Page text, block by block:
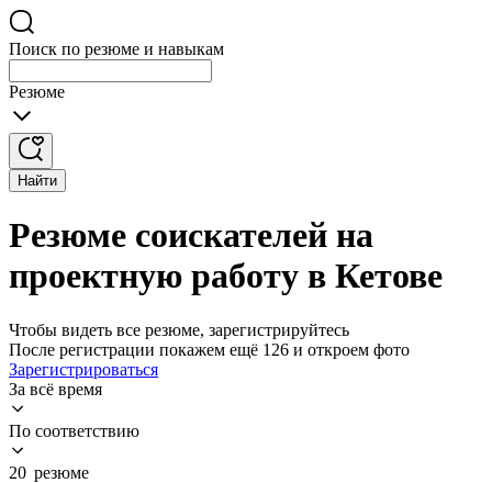
Поиск по резюме и навыкам
Резюме
Найти
Резюме соискателей на
проектную работу в Кетове
Чтобы видеть все резюме, зарегистрируйтесь
После регистрации покажем ещё 126 и откроем фото
Зарегистрироваться
За всё время
По соответствию
20 резюме